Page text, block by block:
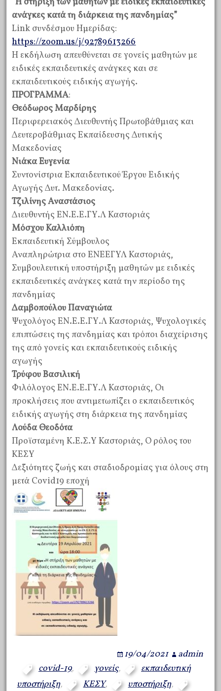
ανάγκες κατά τη διάρκεια της πανδημίας”
Link συνδέσμου Ημερίδας:
https://zoom.us/j/92789613266
Η εκδήλωση απευθύνεται σε γονείς μαθητών με
ειδικές εκπαιδευτικές ανάγκες και σε
εκπαιδευτικούς ειδικής αγωγής.
ΠΡΟΓΡΑΜΜΑ:
Θεόδωρος Μαρδίρης
Περιφερειακός Διευθυντής Πρωτοβάθμιας και
Δευτεροβάθμιας Εκπαίδευσης Δυτικής
Μακεδονίας
Νιάκα Ευγενία
Συντονίστρια Εκπαιδευτικού Έργου Ειδικής
Αγωγής Δυτ. Μακεδονίας.
Τζιλίνης Αναστάσιος
Διευθυντής ΕΝ.Ε.Ε.ΓΥ.Λ Καστοριάς
Μόσχου Καλλιόπη
Εκπαιδευτική Σύμβουλος
Αναπληρώτρια στο ΕΝΕΕΓΥΛ Καστοριάς,
Συμβουλευτική υποστήριξη μαθητών με ειδικές
εκπαιδευτικές ανάγκες κατά την περίοδο της
πανδημίας
Δαμβοπούλου Παναγιώτα
Ψυχολόγος ΕΝ.Ε.Ε.ΓΥ.Λ Καστοριάς, Ψυχολογικές
επιπτώσεις της πανδημίας και τρόποι διαχείρισης
της από γονείς και εκπαιδευτικούς ειδικής
αγωγής
Τρύφου Βασιλική
Φιλόλογος ΕΝ.Ε.Ε.ΓΥ.Λ Καστοριάς, Οι
προκλήσεις που αντιμετωπίζει ο εκπαιδευτικός
ειδικής αγωγής στη διάρκεια της πανδημίας
Λούδα Θεοδότα
Προϊσταμένη Κ.Ε.Σ.Υ Καστοριάς, Ο ρόλος του
ΚΕΣΥ
Δεξιότητες ζωής και σταδιοδρομίας για όλους στη
μετά Covid19 εποχή
19/04/2021
admin
covid-19, γονείς,
εκπαιδευτική
υποστήριξη, ΚΕΣΥ, υποστήριξη,